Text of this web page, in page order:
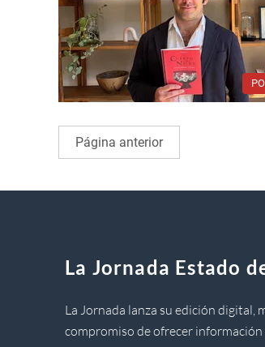
Página anterior
La Jornada Estado
La Jornada lanza su edición digital,
compromiso de ofrecer